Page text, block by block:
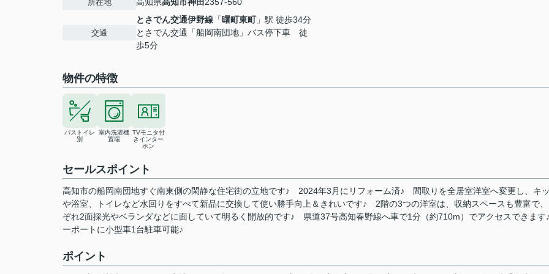
所在地
交通
とさでん交通伊野線 「曙町東町」駅 徒歩34分
とさでん交通「船岡南団地」バス停下車 徒
歩5分
物件の特徴
バストイレ
別
室内洗濯機
置場
TVモニタ付
きインター
ホン
セールスポイント
高知市の船岡南団地すぐ南東側の閑静な住宅街の立地です♪ 2024年3月にリフォーム済♪ 間取りを全居室洋室へ変更し、キ
や浴室、トイレなど水回りをすべて新品に交換して使い勝手向上＆きれいです♪ 2階の3つの洋室は、収納スペースも豊富で
ぞれ2面採光やベランダなどに面していて明るく開放的です♪ 県道37号高知春野線へ車で1分（約710m）でアクセスできま
ーポートに小型車1台駐車可能♪
ポイント